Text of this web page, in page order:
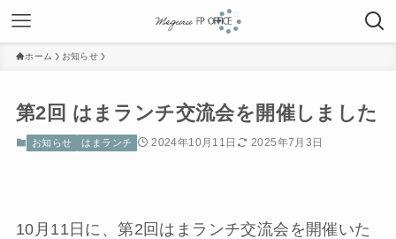
ホーム お知らせ
第2回 はまランチ交流会を開催しました
お知らせ はまランチ 2024年10月11日 2025年7月3日
10月11日に、第2回はまランチ交流会を開催いた